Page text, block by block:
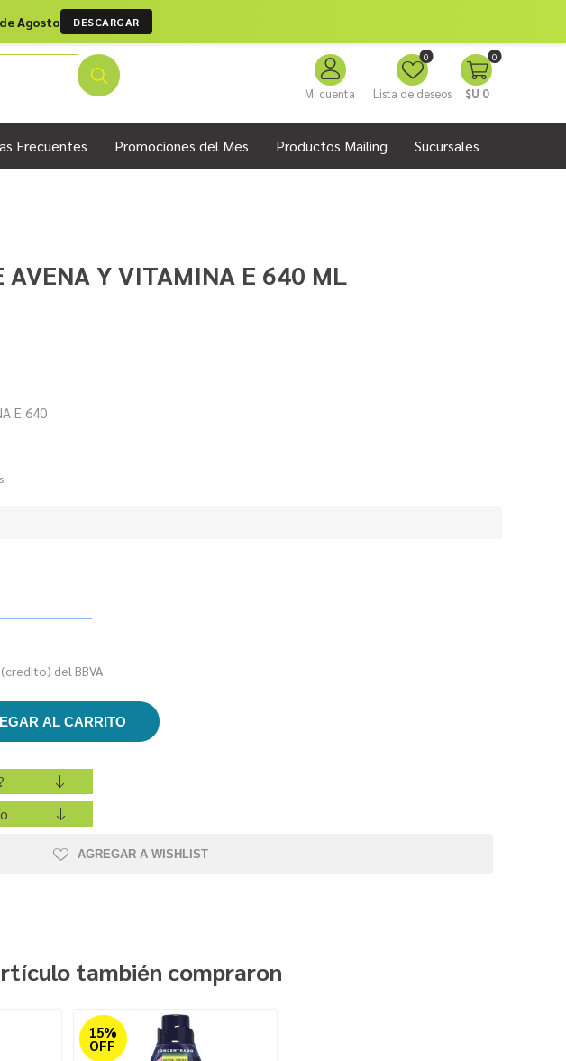
Agosto DESCARGAR
Mi cuenta Lista de deseos
0 0
$U 0
Frecuentes Promociones del Mes Productos Mailing Sucursales
AVENA Y VITAMINA E 640 ML
E 640
del BBVA
AGREGAR A WISHLIST
también compraron
15%
OFF